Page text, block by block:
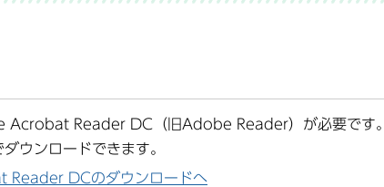
Acrobat Reader DC（旧Adobe Reader）が必要です。
ウンロードできます。
DCのダウンロードへ